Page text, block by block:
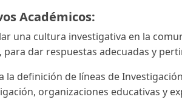
Académicos:
una cultura investigativa en la
para dar respuestas adecuadas y
la definición de líneas de
organizaciones educativas y